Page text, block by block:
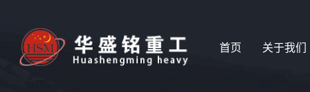
首页 关于我们